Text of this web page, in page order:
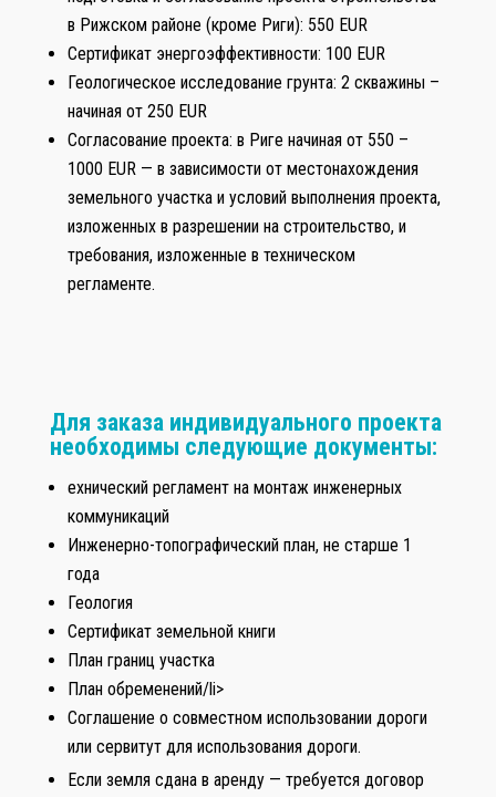
в Рижском районе (кроме Риги): 550 EUR
Сертификат энергоэффективности: 100 EUR
Геологическое исследование грунта: 2 скважины –
начиная от 250 EUR
Согласование проекта: в Риге начиная от 550 –
1000 EUR — в зависимости от местонахождения
земельного участка и условий выполнения проекта,
изложенных в разрешении на строительство, и
требования, изложенные в техническом
регламенте.
Для заказа индивидуального проекта
необходимы следующие документы:
ехнический регламент на монтаж инженерных
коммуникаций
Инженерно-топографический план, не старше 1
года
Геология
Сертификат земельной книги
План границ участка
План обременений/li>
Соглашение о совместном использовании дороги
или сервитут для использования дороги.
Если земля сдана в аренду — требуется договор